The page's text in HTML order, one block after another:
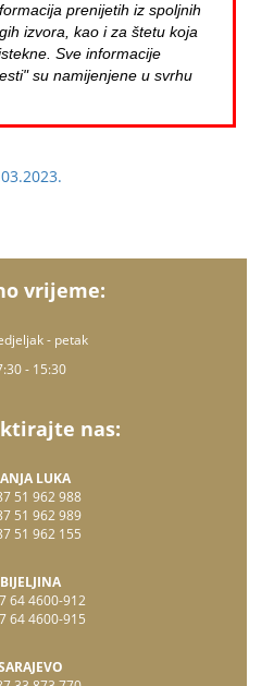
prenijetih iz spoljnih
izvora, kao i za štetu koja
Sve informacije
su namijenjene u svrhu
vrijeme:
- petak
- 15:30
nas:
LUKA
51 962 988
51 962 989
51 962 155
BIJELJINA
64 4600-912
64 4600-915